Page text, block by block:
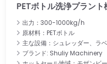
PETボトル洗浄プラント
出力：300-1000kg/h
原材料：PETボトル
主な設備：シュレッダー、ラ
ブランド: Shuliy Machinery